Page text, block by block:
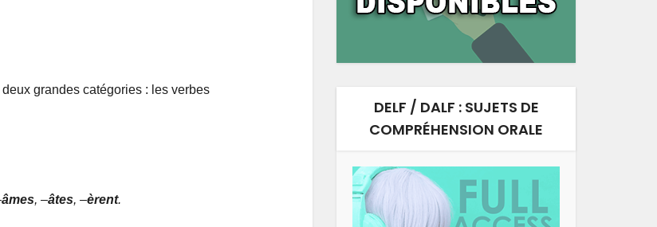
grandes catégories : les verbes
âmes, –âtes, –èrent.
DELF / DALF : SUJETS DE
COMPRÉHENSION ORALE